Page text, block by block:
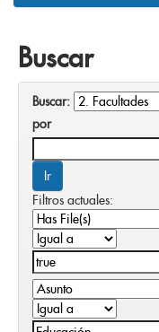
Buscar
Buscar:
por
Filtros actuales: